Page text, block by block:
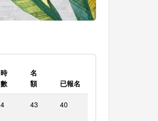
時
數
名
額
已報名
4 43 40